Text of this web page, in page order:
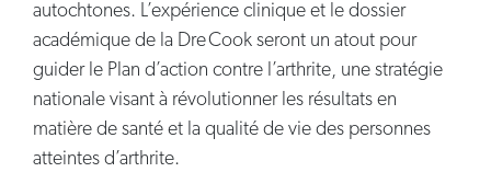
autochtones. L’expérience clinique et le dossier
académique de la Dre Cook seront un atout pour
guider le Plan d’action contre l’arthrite, une stratégie
nationale visant à révolutionner les résultats en
matière de santé et la qualité de vie des personnes
atteintes d’arthrite.